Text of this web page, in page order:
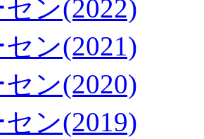
ン(2022)
ン(2021)
ン(2020)
ン(2019)